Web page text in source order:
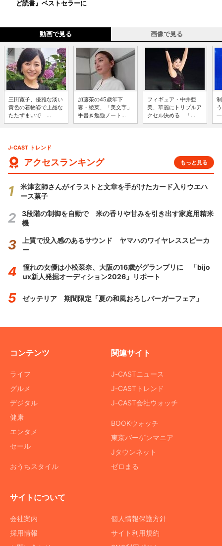
ど読書』ベストセラーに
動画で見る 画像で見る
三田寛子、優雅な淡い
黄色の着物姿で上品な
たたずまいで ...
加藤茶の45歳年下
妻・綾菜、「美文字」
手書き勉強ノート...
フィギュア・中井亜
美、華麗にトリプルア
クセル決める 「...
J-CAST トレンド
アクセスランキング もっと見る
米津玄師さんがイラストと文章を手がけたカード入りウエハ
ース菓子
3段階の制御を自動で 米の香りや甘みを引き出す家庭用精米
機
上質で没入感のあるサウンド ヤマハのワイヤレススピーカ
ー
憧れの女優は小松菜奈、大阪の16歳がグランプリに 「bijo
ux新人発掘オーディション2026」リポート
ゼッテリア 期間限定「夏の和風おろしバーガーフェア」
コンテンツ
ライフ
グルメ
デジタル
健康
エンタメ
セール
おうちスタイル
関連サイト
J-CASTニュース
J-CASTトレンド
J-CAST会社ウォッチ
BOOKウォッチ
東京バーゲンマニア
Jタウンネット
ゼロまる
サイトについて
会社案内
採用情報
個人情報保護方針
サイト利用規約